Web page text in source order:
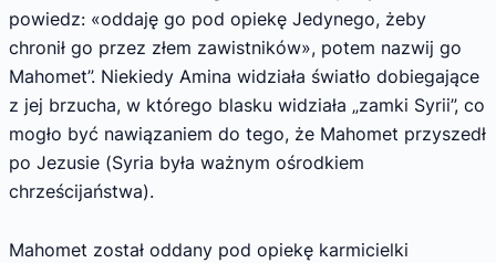
powiedz: «oddaję go pod opiekę Jedynego, żeby
chronił go przez złem zawistników», potem nazwij go
Mahomet”. Niekiedy Amina widziała światło dobiegające
z jej brzucha, w którego blasku widziała „zamki Syrii”, co
mogło być nawiązaniem do tego, że Mahomet przyszedł
po Jezusie (Syria była ważnym ośrodkiem
chrześcijaństwa).
Mahomet został oddany pod opiekę karmicielki